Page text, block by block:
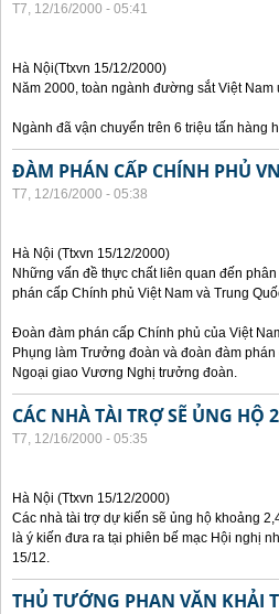
T7, 12/16/2000 - 05:41
Hà Nội(Ttxvn 15/12/2000)
Năm 2000, toàn ngành đường sắt Việt
Ngành đã vận chuyển trên 6 triệu tấn hàng
ĐÀM PHÁN CẤP CHÍNH PHỦ
T7, 12/16/2000 - 05:38
Hà Nội (Ttxvn 15/12/2000)
Những vấn đề thực chất liên quan đến
phán cấp Chính phủ Việt Nam và Trung
Đoàn đàm phán cấp Chính phủ của Việt
Phụng làm Trưởng đoàn và đoàn đàm
Ngoại giao Vương Nghị trưởng đoàn.
CÁC NHÀ TÀI TRỢ SẼ ỦNG HỘ
T7, 12/16/2000 - 05:35
Hà Nội (Ttxvn 15/12/2000)
Các nhà tài trợ dự kiến sẽ ủng hộ khoảng
là ý kiến đưa ra tại phiên bế mạc Hội nghị
15/12.
THỦ TƯỚNG PHAN VĂN KHẢI